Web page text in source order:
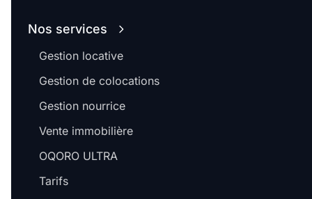
Nos services
Gestion locative
Gestion de colocations
Gestion nourrice
Vente immobilière
OQORO ULTRA
Tarifs